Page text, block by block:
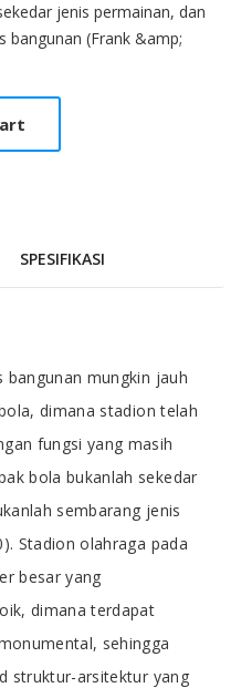
jenis permainan, dan
bangunan (Frank &amp;
SPESIFIKASI
bangunan mungkin jauh
dimana stadion telah
fungsi yang masih
bola bukanlah sekedar
sembarang jenis
Stadion olahraga pada
besar yang
dimana terdapat
sehingga
struktur-arsitektur yang